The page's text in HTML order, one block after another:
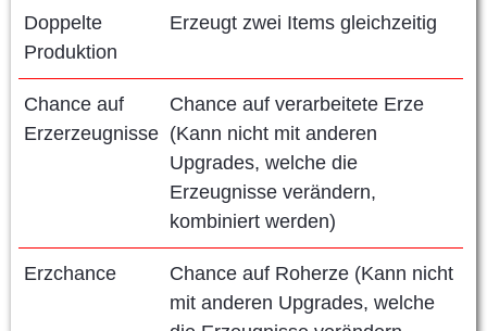
Doppelte
Produktion
Erzeugt zwei Items gleichzeitig
Chance auf
Erzerzeugnisse
Chance auf verarbeitete Erze
(Kann nicht mit anderen
Upgrades, welche die
Erzeugnisse verändern,
kombiniert werden)
Erzchance
Chance auf Roherze (Kann nicht
mit anderen Upgrades, welche